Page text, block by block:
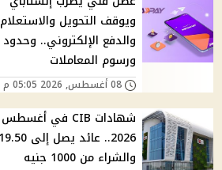
ويوقف التحويل والاستعلام
والدفع الإلكتروني.. وحدود
ورسوم المعاملات
08 أغسطس, 2026 05:05 م
شهادات CIB في أغسطس
والشراء من 1000 جنيه